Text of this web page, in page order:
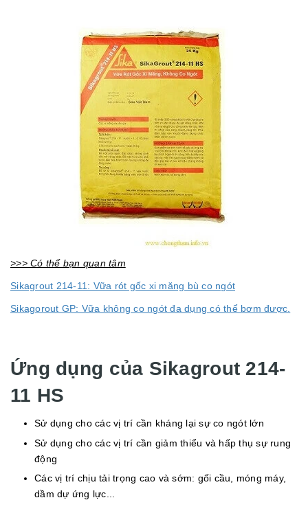
>>> Có thể bạn quan tâm
Sikagrout 214-11: Vữa rót gốc xi măng bù co ngót
Sikagorout GP: Vữa không co ngót đa dụng có thể bơm được.
Ứng dụng của Sikagrout 214-
11 HS
Sử dụng cho các vị trí cần kháng lại sự co ngót lớn
Sử dụng cho các vị trí cần giảm thiểu và hấp thụ sự rung
động
Các vị trí chịu tải trọng cao và sớm: gối cầu, móng máy,
dầm dự ứng lực...